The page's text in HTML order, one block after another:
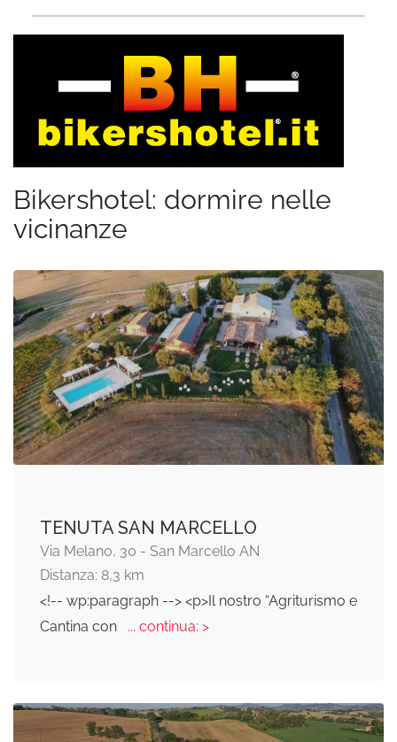
Bikershotel: dormire nelle
vicinanze
TENUTA SAN MARCELLO
Via Melano, 30 - San Marcello AN
Distanza: 8,3 km
<!-- wp:paragraph --> <p>Il nostro “Agriturismo e
Cantina con
... continua: >